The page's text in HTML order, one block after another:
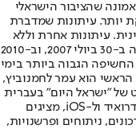
שהציבור הישראלי
יותר. עיתונות שמדברת
עיתונות אחרת וללא
תשלום. המהדורה המודפסת הראשונה פורסמה ב-30 ביולי 2007, וב-2010
החשיפה הגבוה ביותר בימי
הראשי הוא עמר לחמנוביץ,
של "ישראל היום" בעברית
ובאנגלית, כמו כן היישומונים (אפליקציות) לאנדרואיד ול-iOS, מציגים
ניתוחים ופרשנויות,